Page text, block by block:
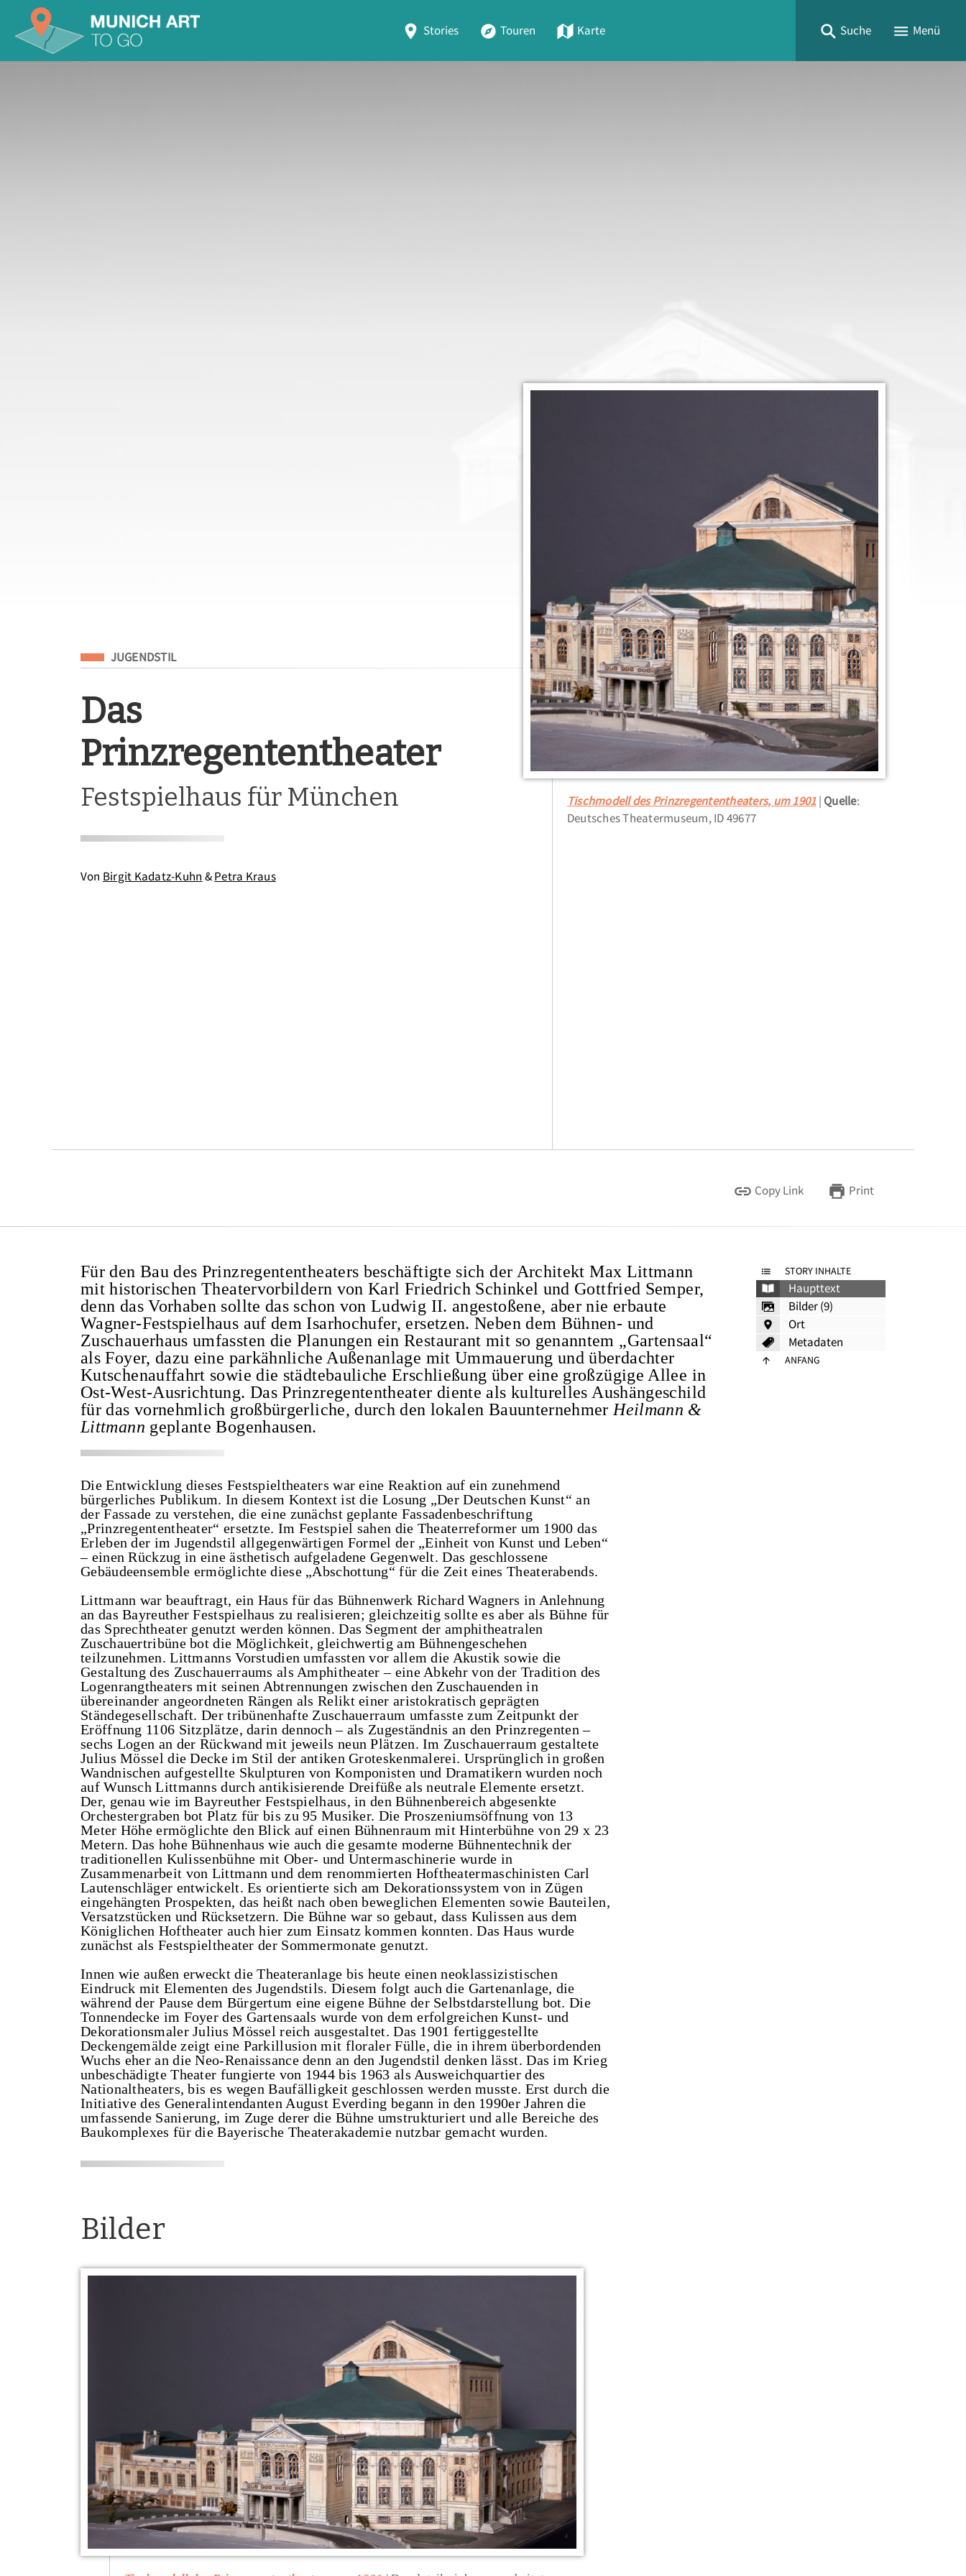
Stories Touren Karte Suche Menü
Eingeordnet unter
JUGENDSTIL
Das
Prinzregententheater
Festspielhaus für München
Von Birgit Kadatz-Kuhn &Petra Kraus
Tischmodell des Prinzregententheaters, um 1901 Quelle:
Deutsches Theatermuseum, ID 49677
Copy Link Print
STORY INHALTE
Haupttext
Bilder (9)
Ort
Metadaten
ANFANG
Für den Bau des Prinzregententheaters beschäftigte sich der Architekt Max Littmann
mit historischen Theatervorbildern von Karl Friedrich Schinkel und Gottfried Semper,
denn das Vorhaben sollte das schon von Ludwig II. angestoßene, aber nie erbaute
Wagner-Festspielhaus auf dem Isarhochufer, ersetzen. Neben dem Bühnen- und
Zuschauerhaus umfassten die Planungen ein Restaurant mit so genanntem „Gartensaal“
als Foyer, dazu eine parkähnliche Außenanlage mit Ummauerung und überdachter
Kutschenauffahrt sowie die städtebauliche Erschließung über eine großzügige Allee in
Ost-West-Ausrichtung. Das Prinzregententheater diente als kulturelles Aushängeschild
für das vornehmlich großbürgerliche, durch den lokalen Bauunternehmer Heilmann &
Littmann geplante Bogenhausen.
Die Entwicklung dieses Festspieltheaters war eine Reaktion auf ein zunehmend
bürgerliches Publikum. In diesem Kontext ist die Losung „Der Deutschen Kunst“ an
der Fassade zu verstehen, die eine zunächst geplante Fassadenbeschriftung
„Prinzregententheater“ ersetzte. Im Festspiel sahen die Theaterreformer um 1900 das
Erleben der im Jugendstil allgegenwärtigen Formel der „Einheit von Kunst und Leben“
– einen Rückzug in eine ästhetisch aufgeladene Gegenwelt. Das geschlossene
Gebäudeensemble ermöglichte diese „Abschottung“ für die Zeit eines Theaterabends.
Littmann war beauftragt, ein Haus für das Bühnenwerk Richard Wagners in Anlehnung
an das Bayreuther Festspielhaus zu realisieren; gleichzeitig sollte es aber als Bühne für
das Sprechtheater genutzt werden können. Das Segment der amphitheatralen
Zuschauertribüne bot die Möglichkeit, gleichwertig am Bühnengeschehen
teilzunehmen. Littmanns Vorstudien umfassten vor allem die Akustik sowie die
Gestaltung des Zuschauerraums als Amphitheater – eine Abkehr von der Tradition des
Logenrangtheaters mit seinen Abtrennungen zwischen den Zuschauenden in
übereinander angeordneten Rängen als Relikt einer aristokratisch geprägten
Ständegesellschaft. Der tribünenhafte Zuschauerraum umfasste zum Zeitpunkt der
Eröffnung 1106 Sitzplätze, darin dennoch – als Zugeständnis an den Prinzregenten –
sechs Logen an der Rückwand mit jeweils neun Plätzen. Im Zuschauerraum gestaltete
Julius Mössel die Decke im Stil der antiken Groteskenmalerei. Ursprünglich in großen
Wandnischen aufgestellte Skulpturen von Komponisten und Dramatikern wurden noch
auf Wunsch Littmanns durch antikisierende Dreifüße als neutrale Elemente ersetzt.
Der, genau wie im Bayreuther Festspielhaus, in den Bühnenbereich abgesenkte
Orchestergraben bot Platz für bis zu 95 Musiker. Die Proszeniumsöffnung von 13
Meter Höhe ermöglichte den Blick auf einen Bühnenraum mit Hinterbühne von 29 x 23
Metern. Das hohe Bühnenhaus wie auch die gesamte moderne Bühnentechnik der
traditionellen Kulissenbühne mit Ober- und Untermaschinerie wurde in
Zusammenarbeit von Littmann und dem renommierten Hoftheatermaschinisten Carl
Lautenschläger entwickelt. Es orientierte sich am Dekorationssystem von in Zügen
eingehängten Prospekten, das heißt nach oben beweglichen Elementen sowie Bauteilen,
Versatzstücken und Rücksetzern. Die Bühne war so gebaut, dass Kulissen aus dem
Königlichen Hoftheater auch hier zum Einsatz kommen konnten. Das Haus wurde
zunächst als Festspieltheater der Sommermonate genutzt.
Innen wie außen erweckt die Theateranlage bis heute einen neoklassizistischen
Eindruck mit Elementen des Jugendstils. Diesem folgt auch die Gartenanlage, die
während der Pause dem Bürgertum eine eigene Bühne der Selbstdarstellung bot. Die
Tonnendecke im Foyer des Gartensaals wurde von dem erfolgreichen Kunst- und
Dekorationsmaler Julius Mössel reich ausgestaltet. Das 1901 fertiggestellte
Deckengemälde zeigt eine Parkillusion mit floraler Fülle, die in ihrem überbordenden
Wuchs eher an die Neo-Renaissance denn an den Jugendstil denken lässt. Das im Krieg
unbeschädigte Theater fungierte von 1944 bis 1963 als Ausweichquartier des
Nationaltheaters, bis es wegen Baufälligkeit geschlossen werden musste. Erst durch die
Initiative des Generalintendanten August Everding begann in den 1990er Jahren die
umfassende Sanierung, im Zuge derer die Bühne umstrukturiert und alle Bereiche des
Baukomplexes für die Bayerische Theaterakademie nutzbar gemacht wurden.
Bilder